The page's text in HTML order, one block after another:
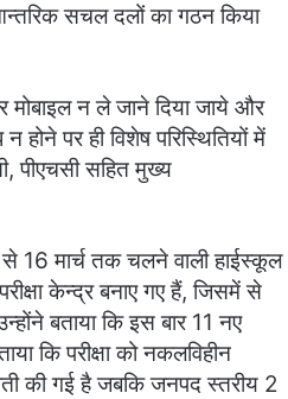
सचल दलों का गठन किया
मोबाइल न ले जाने दिया जाये और
होने पर ही विशेष परिस्थितियों में
पीएचसी सहित मुख्य
16 मार्च तक चलने वाली हाईस्कूल
केन्द्र बनाए गए हैं, जिसमें से
बताया कि इस बार 11 नए
कि परीक्षा को नकलविहीन
की गई है जबकि जनपद स्तरीय 2